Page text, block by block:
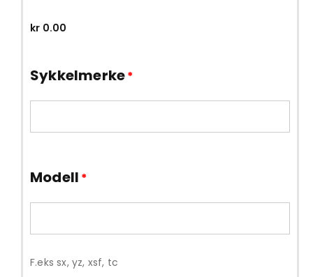
kr 0.00
Sykkelmerke*
Modell *
F.eks sx, yz, xsf, tc